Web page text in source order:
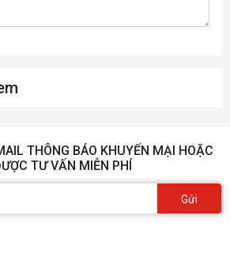
THÔNG BÁO KHUYẾN MẠI HOẶC
TƯ VẤN MIỄN PHÍ
Gửi